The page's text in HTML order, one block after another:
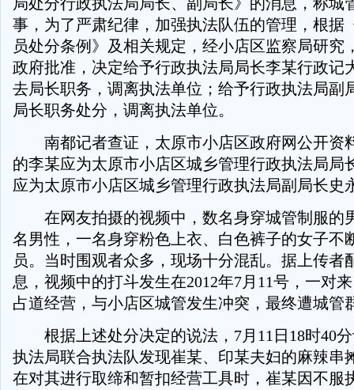
事，为了严肃纪律，加强执法队伍的管理，根据
员处分条例》及相关规定，经小店区监察局研究
政府批准，决定给予行政执法局局长李某行政记
去局长职务，调离执法单位；给予行政执法局副
局长职务处分，调离执法单位。
南都记者查证，太原市小店区政府网公开资
的李某应为太原市小店区城乡管理行政执法局局
应为太原市小店区城乡管理行政执法局副局长史
在网友拍摄的视频中，数名身穿城管制服的
名男性，一名身穿粉色上衣、白色裤子的女子不
员。当时围观者众多，现场十分混乱。据上传者
息，视频中的打斗发生在2012年7月11号，一对
占道经营，与小店区城管发生冲突，最终遭城管
根据上述处分决定的说法，7月11日18时40分
执法局联合执法队发现崔某、印某夫妇的麻辣串
在对其进行取缔和暂扣经营工具时，崔某因不服